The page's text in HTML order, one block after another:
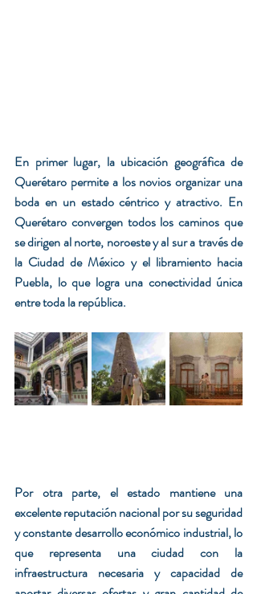
En primer lugar, la ubicación geográfica de
Querétaro permite a los novios organizar una
boda en un estado céntrico y atractivo. En
Querétaro convergen todos los caminos que
se dirigen al norte, noroeste y al sur a través de
la Ciudad de México y el libramiento hacia
Puebla, lo que logra una conectividad única
entre toda la república.
Por otra parte, el estado mantiene una
excelente reputación nacional por su seguridad
y constante desarrollo económico industrial, lo
que representa una ciudad con la
infraestructura necesaria y capacidad de